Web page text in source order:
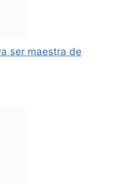
ser maestra de